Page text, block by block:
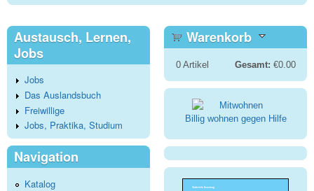
Austausch, Lernen,
Jobs
Jobs
Das Auslandsbuch
Freiwillige
Jobs, Praktika, Studium
Navigation
Katalog
Warenkorb
0Artikel Gesamt: €0.00
Billig wohnen gegen Hilfe